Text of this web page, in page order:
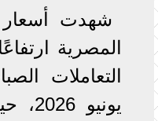
شهدت
المصرية